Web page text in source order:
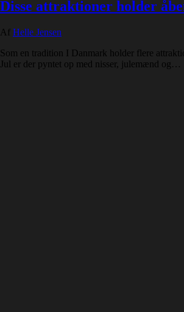
Disse attraktioner holder
Af Helle Jensen
Som en tradition I Danmark holder flere
Jul er der pyntet op med nisser, julemænd og…